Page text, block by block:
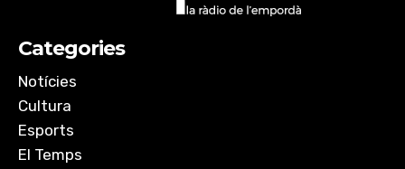
Categories
Notícies
Cultura
Esports
El Temps